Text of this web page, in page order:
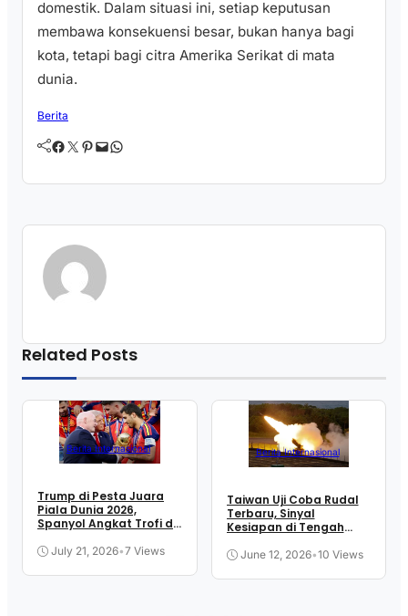
domestik. Dalam situasi ini, setiap keputusan
membawa konsekuensi besar, bukan hanya bagi
kota, tetapi bagi citra Amerika Serikat di mata
dunia.
Berita
Facebook Twitter Pinterest Mail WhatsApp
Related Posts
Berita Internasional
Trump di Pesta Juara
Piala Dunia 2026,
Spanyol Angkat Trofi di
July 21, 2026•7 Views
Berita Internasional
Taiwan Uji Coba Rudal
Terbaru, Sinyal
Kesiapan di Tengah
June 12, 2026•10 Views